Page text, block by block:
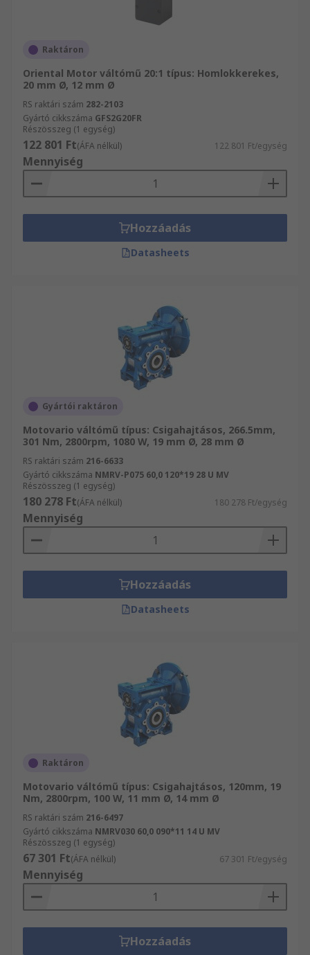
Raktáron
Oriental Motor váltómű 20:1 típus: Homlokkerekes,
20 mm Ø, 12 mm Ø
RS raktári szám 282-2103
Gyártó cikkszáma GFS2G20FR
Részösszeg (1 egység)
122 801 Ft(ÁFA nélkül) 122 801 Ft/egység
Mennyiség
Hozzáadás
Datasheets
Gyártói raktáron
Motovario váltómű típus: Csigahajtásos, 266.5mm,
301 Nm, 2800rpm, 1080 W, 19 mm Ø, 28 mm Ø
RS raktári szám 216-6633
Gyártó cikkszáma NMRV-P075 60,0 120*19 28 U MV
Részösszeg (1 egység)
180 278 Ft(ÁFA nélkül) 180 278 Ft/egység
Mennyiség
Hozzáadás
Datasheets
Raktáron
Motovario váltómű típus: Csigahajtásos, 120mm, 19
Nm, 2800rpm, 100 W, 11 mm Ø, 14 mm Ø
RS raktári szám 216-6497
Gyártó cikkszáma NMRV030 60,0 090*11 14 U MV
Részösszeg (1 egység)
67 301 Ft(ÁFA nélkül) 67 301 Ft/egység
Mennyiség
Hozzáadás